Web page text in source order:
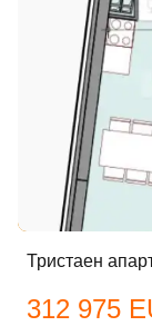
Тристаен
312 975